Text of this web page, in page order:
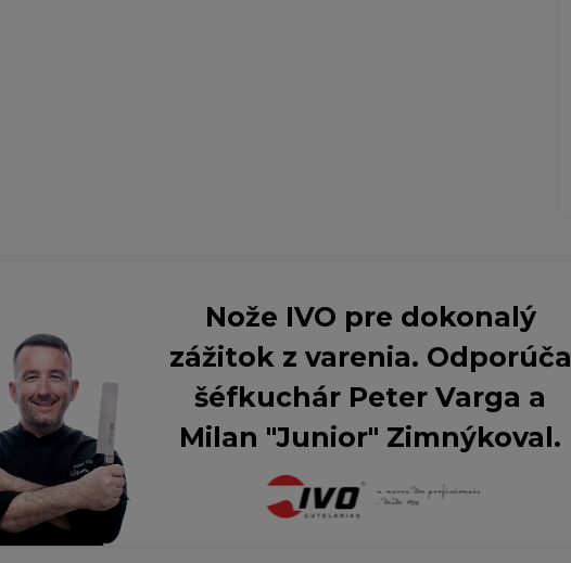
Nože IVO pre dokonalý
zážitok z varenia. Odporúča
šéfkuchár Peter Varga a
Milan "Junior" Zimnýkoval.